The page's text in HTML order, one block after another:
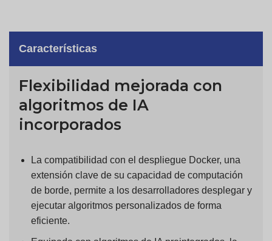
Características
Flexibilidad mejorada con
algoritmos de IA
incorporados
La compatibilidad con el despliegue Docker, una
extensión clave de su capacidad de computación
de borde, permite a los desarrolladores desplegar y
ejecutar algoritmos personalizados de forma
eficiente.